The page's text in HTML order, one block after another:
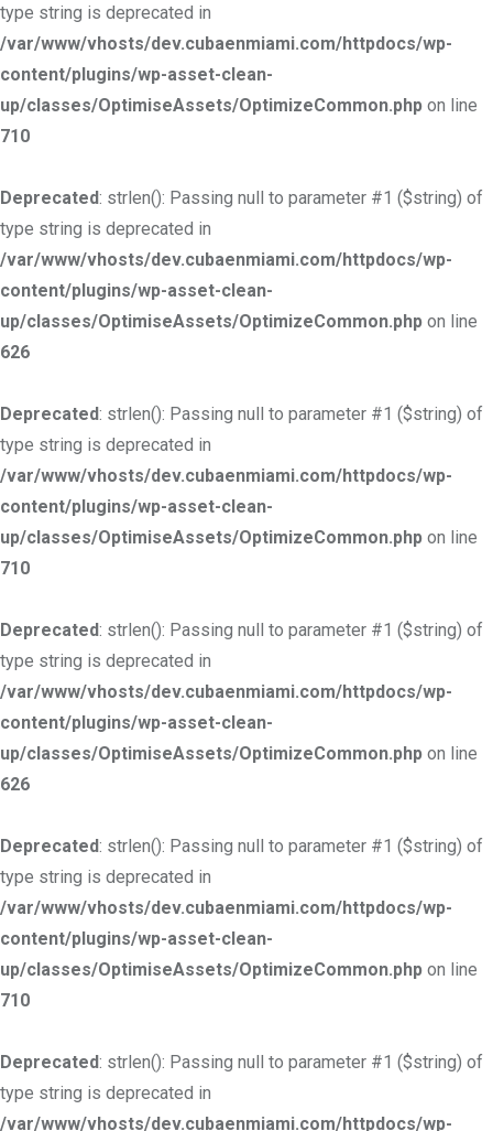
type string is deprecated in
/var/www/vhosts/dev.cubaenmiami.com/httpdocs/wp-
content/plugins/wp-asset-clean-
up/classes/OptimiseAssets/OptimizeCommon.php on line
710
Deprecated: strlen(): Passing null to parameter #1 ($string) of
type string is deprecated in
/var/www/vhosts/dev.cubaenmiami.com/httpdocs/wp-
content/plugins/wp-asset-clean-
up/classes/OptimiseAssets/OptimizeCommon.php on line
626
Deprecated: strlen(): Passing null to parameter #1 ($string) of
type string is deprecated in
/var/www/vhosts/dev.cubaenmiami.com/httpdocs/wp-
content/plugins/wp-asset-clean-
up/classes/OptimiseAssets/OptimizeCommon.php on line
710
Deprecated: strlen(): Passing null to parameter #1 ($string) of
type string is deprecated in
/var/www/vhosts/dev.cubaenmiami.com/httpdocs/wp-
content/plugins/wp-asset-clean-
up/classes/OptimiseAssets/OptimizeCommon.php on line
626
Deprecated: strlen(): Passing null to parameter #1 ($string) of
type string is deprecated in
/var/www/vhosts/dev.cubaenmiami.com/httpdocs/wp-
content/plugins/wp-asset-clean-
up/classes/OptimiseAssets/OptimizeCommon.php on line
710
Deprecated: strlen(): Passing null to parameter #1 ($string) of
type string is deprecated in
/var/www/vhosts/dev.cubaenmiami.com/httpdocs/wp-